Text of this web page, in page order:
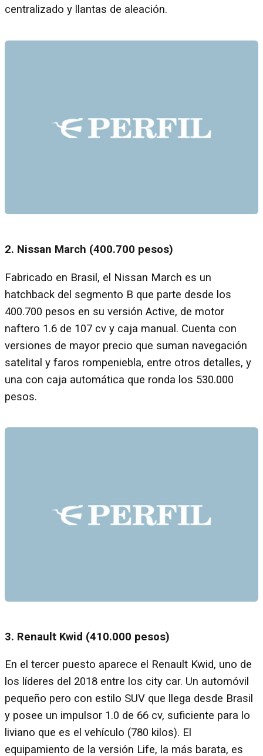
centralizado y llantas de aleación.
2. Nissan March (400.700 pesos)
Fabricado en Brasil, el Nissan March es un
hatchback del segmento B que parte desde los
400.700 pesos en su versión Active, de motor
naftero 1.6 de 107 cv y caja manual. Cuenta con
versiones de mayor precio que suman navegación
satelital y faros rompeniebla, entre otros detalles, y
una con caja automática que ronda los 530.000
pesos.
3. Renault Kwid (410.000 pesos)
En el tercer puesto aparece el Renault Kwid, uno de
los líderes del 2018 entre los city car. Un automóvil
pequeño pero con estilo SUV que llega desde Brasil
y posee un impulsor 1.0 de 66 cv, suficiente para lo
liviano que es el vehículo (780 kilos). El
equipamiento de la versión Life, la más barata, es